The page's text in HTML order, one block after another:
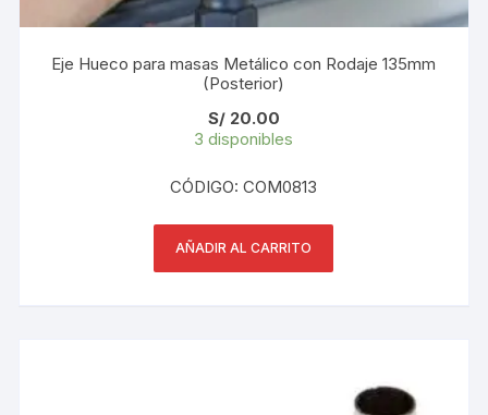
Eje Hueco para masas Metálico con Rodaje 135mm
(Posterior)
S/20.00
3 disponibles
CÓDIGO: COM0813
AÑADIR AL CARRITO